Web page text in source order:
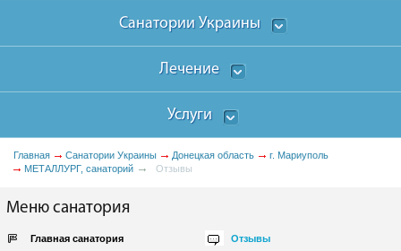
Санатории Украины
Лечение
Услуги
Главная Санатории Украины Донецкая область
г. Мариуполь
МЕТАЛЛУРГ, санаторий
Отзывы
Меню санатория
Главная санатория
Отзывы